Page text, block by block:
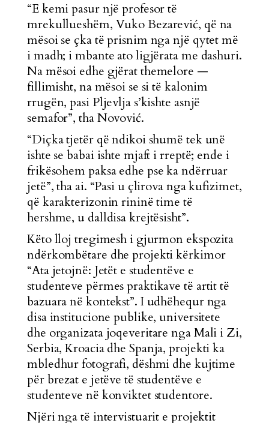
“E kemi pasur një profesor të
mrekullueshëm, Vuko Bezarević, që na
mësoi se çka të prisnim nga një qytet më
i madh; i mbante ato ligjërata me dashuri.
Na mësoi edhe gjërat themelore —
fillimisht, na mësoi se si të kalonim
rrugën, pasi Pljevlja s’kishte asnjë
semafor”, tha Novović.
“Diçka tjetër që ndikoi shumë tek unë
ishte se babai ishte mjaft i rreptë; ende i
frikësohem paksa edhe pse ka ndërruar
jetë”, tha ai. “Pasi u çlirova nga kufizimet,
që karakterizonin rininë time të
hershme, u dalldisa krejtësisht”.
Këto lloj tregimesh i gjurmon ekspozita
ndërkombëtare dhe projekti kërkimor
“Ata jetojnë: Jetët e studentëve e
studenteve përmes praktikave të artit të
bazuara në kontekst”. I udhëhequr nga
disa institucione publike, universitete
dhe organizata joqeveritare nga Mali i Zi,
Serbia, Kroacia dhe Spanja, projekti ka
mbledhur fotografi, dëshmi dhe kujtime
për brezat e jetëve të studentëve e
studenteve në konviktet studentore.
Njëri nga të intervistuarit e projektit